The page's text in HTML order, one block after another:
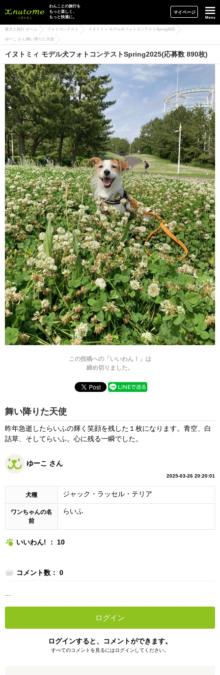
イヌトミィ
わんことの旅行を
もっと楽しく、
もっと快適に。
マイページ
愛犬と旅行 ホーム フォトコンテスト イヌトミィ モデル犬フォトコンテストSpring2025
ゆーこ さん/舞い降りた天使
イヌトミィ モデル犬フォトコンテストSpring2025(応募数 890枚)
この投稿への「いいわん！」は
締め切りました。
舞い降りた天使
昨年急逝したらいふの輝く笑顔を残した１枚になります。青空、白
詰草、そしてらいふ。心に残る一瞬でした。
ゆーこ さん
2025-03-26 20:20:01
犬種 ジャック・ラッセル・テリア
ワンちゃんの名
前
らいふ
いいわん! ： 10
コメント数： 0
ログイン
ログインすると、コメントができます。
すべてのコメントを見るにはログインしてください。